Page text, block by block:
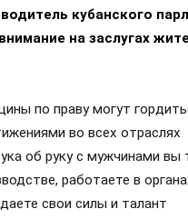
кубанского
на заслугах
по праву могут
во всех отраслях
об руку с мужчинами вы
работаете в
свои силы и талант